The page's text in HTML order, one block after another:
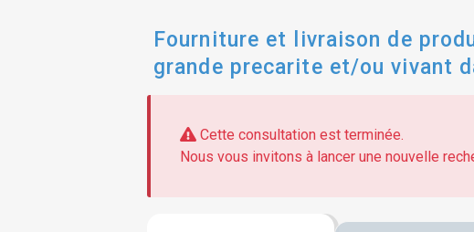
Fourniture et livraison de
grande precarite et/ou vivant
Cette consultation est terminée.
Nous vous invitons à lancer une nouvelle